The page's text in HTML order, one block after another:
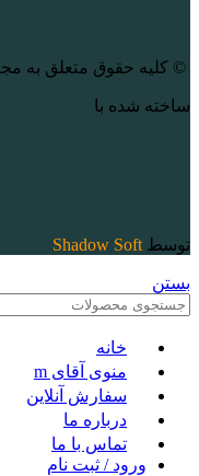
© کلیه حقوق متعلق به
ساخته شده با
توسط Shadow Soft
بستن
خانه
منوی آقای m
سفارش آنلاین
درباره ما
تماس با ما
ورود / ثبت نام